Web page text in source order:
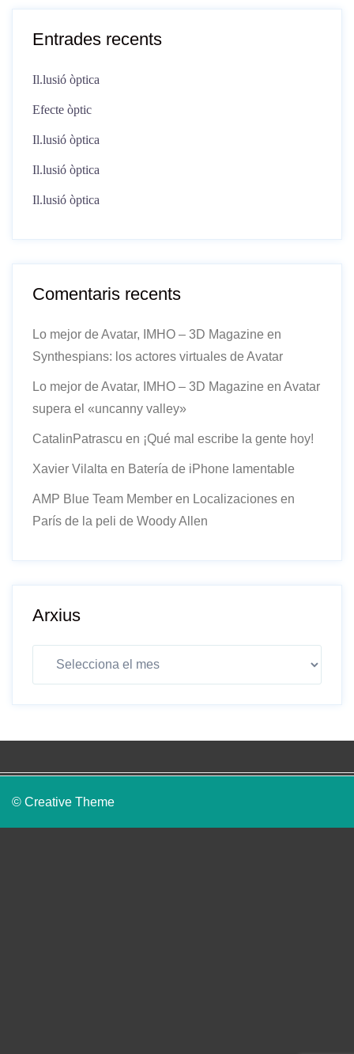
Entrades recents
Il.lusió òptica
Efecte òptic
Il.lusió òptica
Il.lusió òptica
Il.lusió òptica
Comentaris recents
Lo mejor de Avatar, IMHO – 3D Magazine en
Synthespians: los actores virtuales de Avatar
Lo mejor de Avatar, IMHO – 3D Magazine en Avatar
supera el «uncanny valley»
CatalinPatrascu en ¡Qué mal escribe la gente hoy!
Xavier Vilalta en Batería de iPhone lamentable
AMP Blue Team Member en Localizaciones en
París de la peli de Woody Allen
Arxius
© Creative Theme